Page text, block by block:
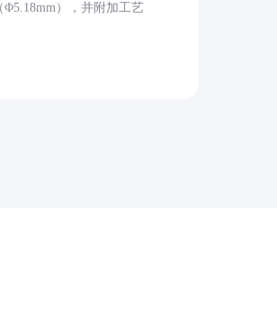
Φ5.18mm），并附加工艺